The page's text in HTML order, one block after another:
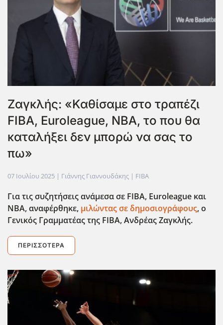
Ζαγκλής: «Καθίσαμε στο τραπέζι
FIBA, Euroleague, NBA, το που θα
καταλήξει δεν μπορώ να σας το
πω»
07 Ιουλίου 2025 | Γιάννης Γιαννουδάκης | FIBA
Για τις συζητήσεις ανάμεσα σε FIBA, Euroleague και
NBA, αναφέρθηκε, μιλώντας σε δημοσιογράφους, ο
Γενικός Γραμματέας της FIBA, Ανδρέας Ζαγκλής.
ΠΕΡΙΣΣΌΤΕΡΑ